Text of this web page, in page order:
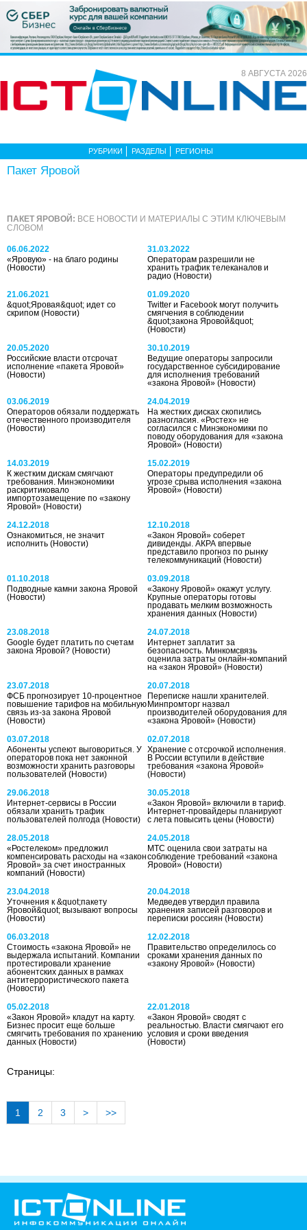
8 АВГУСТА 2026
РУБРИКИ РАЗДЕЛЫ РЕГИОНЫ
Пакет Яровой
ПАКЕТ ЯРОВОЙ: ВСЕ НОВОСТИ И МАТЕРИАЛЫ С ЭТИМ КЛЮЧЕВЫМ
СЛОВОМ
06.06.2022
«Яровую» - на благо родины
(Новости)
31.03.2022
Операторам разрешили не
хранить трафик телеканалов и
радио(Новости)
21.06.2021
&quot;Яровая&quot; идет со
скрипом (Новости)
01.09.2020
Twitter и Facebook могут получить
смягчения в соблюдении
&quot;закона Яровой&quot;
(Новости)
20.05.2020
Российские власти отсрочат
исполнение «пакета Яровой»
(Новости)
30.10.2019
Ведущие операторы запросили
государственное субсидирование
для исполнения требований
«закона Яровой»(Новости)
03.06.2019
Операторов обязали поддержать
отечественного производителя
(Новости)
24.04.2019
На жестких дисках скопились
разногласия. «Ростех» не
согласился с Минэкономики по
поводу оборудования для «закона
Яровой»(Новости)
14.03.2019
К жестким дискам смягчают
требования. Минэкономики
раскритиковало
импортозамещение по «закону
Яровой» (Новости)
15.02.2019
Операторы предупредили об
угрозе срыва исполнения «закона
Яровой»(Новости)
24.12.2018
Ознакомиться, не значит
исполнить (Новости)
12.10.2018
«Закон Яровой» соберет
дивиденды. АКРА впервые
представило прогноз по рынку
телекоммуникаций(Новости)
01.10.2018
Подводные камни закона Яровой
(Новости)
03.09.2018
«Закону Яровой» окажут услугу.
Крупные операторы готовы
продавать мелким возможность
хранения данных(Новости)
23.08.2018
Google будет платить по счетам
закона Яровой? (Новости)
24.07.2018
Интернет заплатит за
безопасность. Минкомсвязь
оценила затраты онлайн-компаний
на «закон Яровой»(Новости)
23.07.2018
ФСБ прогнозирует 10-процентное
повышение тарифов на мобильную
связь из-за закона Яровой
(Новости)
20.07.2018
Переписке нашли хранителей.
Минпромторг назвал
производителей оборудования для
«закона Яровой»(Новости)
03.07.2018
Абоненты успеют выговориться. У
операторов пока нет законной
возможности хранить разговоры
пользователей (Новости)
02.07.2018
Хранение с отсрочкой исполнения.
В России вступили в действие
требования «закона Яровой»
(Новости)
29.06.2018
Интернет-сервисы в России
обязали хранить трафик
пользователей полгода (Новости)
30.05.2018
«Закон Яровой» включили в тариф.
Интернет-провайдеры планируют
с лета повысить цены(Новости)
28.05.2018
«Ростелеком» предложил
компенсировать расходы на «закон
Яровой» за счет иностранных
компаний (Новости)
24.05.2018
МТС оценила свои затраты на
соблюдение требований «закона
Яровой»(Новости)
23.04.2018
Уточнения к &quot;пакету
Яровой&quot; вызывают вопросы
(Новости)
20.04.2018
Медведев утвердил правила
хранения записей разговоров и
переписки россиян(Новости)
06.03.2018
Стоимость «закона Яровой» не
выдержала испытаний. Компании
протестировали хранение
абонентских данных в рамках
антитеррористического пакета
(Новости)
12.02.2018
Правительство определилось со
сроками хранения данных по
«закону Яровой»(Новости)
05.02.2018
«Закон Яровой» кладут на карту.
Бизнес просит еще больше
смягчить требования по хранению
данных (Новости)
22.01.2018
«Закон Яровой» сводят с
реальностью. Власти смягчают его
условия и сроки введения
(Новости)
Страницы:
1 2 3 > >>